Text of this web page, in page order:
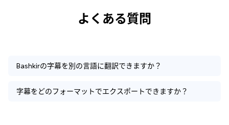
よくある質問
Bashkirの字幕を別の言語に翻訳できますか？
字幕をどのフォーマットでエクスポートできますか？